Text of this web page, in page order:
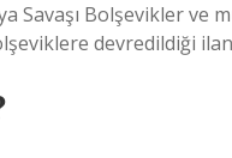
Savaşı Bolşevikler ve
devredildiği